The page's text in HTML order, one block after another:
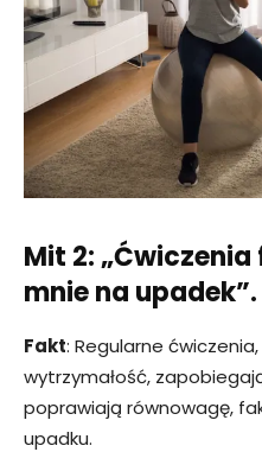
Mit 2:
mnie na upadek”.
Fakt: Regularne
wytrzymałość,
poprawiają równowagę,
upadku.